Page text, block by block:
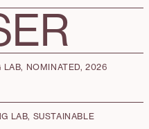
LAB, NOMINATED, 2026
LAB, SUSTAINABLE